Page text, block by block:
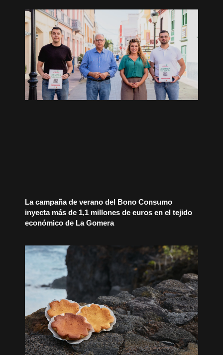
La campaña de verano del Bono Consumo
inyecta más de 1,1 millones de euros en el tejido
económico de La Gomera